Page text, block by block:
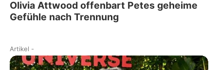
Olivia Attwood offenbart Petes geheime
Gefühle nach Trennung
Artikel -